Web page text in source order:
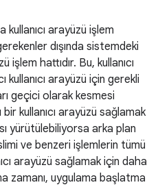
kullanıcı arayüzü işlem
dışında sistemdeki
işlem hattıdır. Bu, kullanıcı
kullanıcı arayüzü için gerekli
geçici olarak kesmesi
bir kullanıcı arayüzü sağlamak
yürütülebiliyorsa arka plan
ve benzeri işlemlerin tümü
arayüzü sağlamak için daha
zamanı, uygulama başlatma